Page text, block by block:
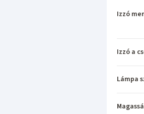
Izzó
Izzó a
Lámpa